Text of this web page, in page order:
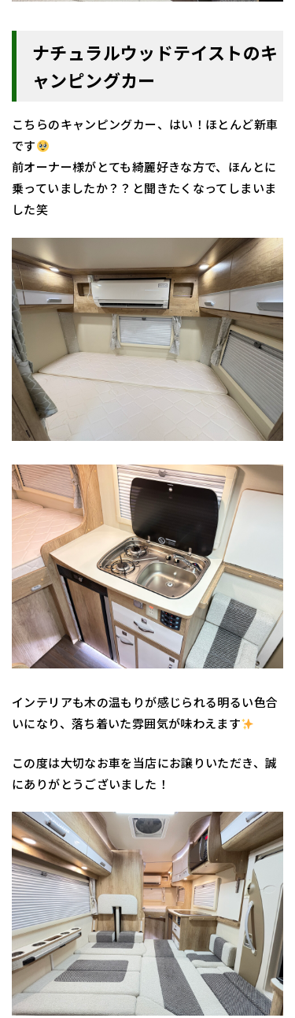
ナチュラルウッドテイストのキ
ャンピングカー
こちらのキャンピングカー、はい！ほとんど新車
です
前オーナー様がとても綺麗好きな方で、ほんとに
乗っていましたか？？と聞きたくなってしまいま
した笑
インテリアも木の温もりが感じられる明るい色合
いになり、落ち着いた雰囲気が味わえます
この度は大切なお車を当店にお譲りいただき、誠
にありがとうございました！